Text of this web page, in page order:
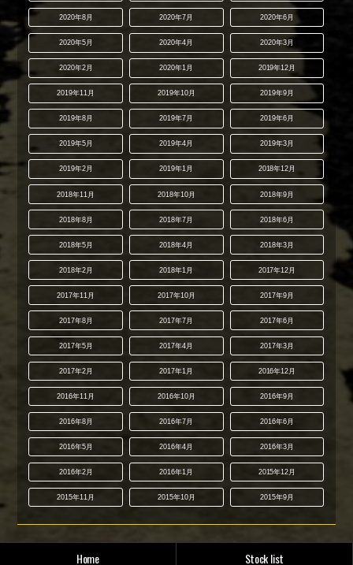
2020年8月 2020年7月 2020年6月
2020年5月 2020年4月 2020年3月
2020年2月 2020年1月 2019年12月
2019年11月 2019年10月 2019年9月
2019年8月 2019年7月 2019年6月
2019年5月 2019年4月 2019年3月
2019年2月 2019年1月 2018年12月
2018年11月 2018年10月 2018年9月
2018年8月 2018年7月 2018年6月
2018年5月 2018年4月 2018年3月
2018年2月 2018年1月 2017年12月
2017年11月 2017年10月 2017年9月
2017年8月 2017年7月 2017年6月
2017年5月 2017年4月 2017年3月
2017年2月 2017年1月 2016年12月
2016年11月 2016年10月 2016年9月
2016年8月 2016年7月 2016年6月
2016年5月 2016年4月 2016年3月
2016年2月 2016年1月 2015年12月
2015年11月 2015年10月 2015年9月
Home Stock list